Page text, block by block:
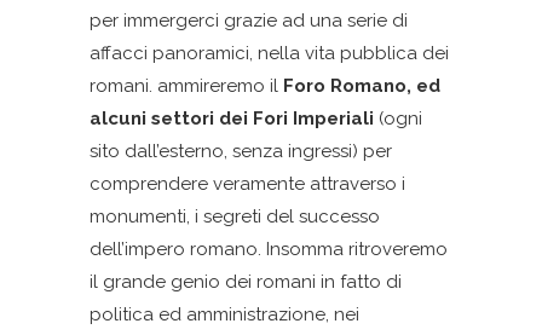
per immergerci grazie ad una serie di
affacci panoramici, nella vita pubblica dei
romani. ammireremo il Foro Romano, ed
alcuni settori dei Fori Imperiali (ogni
sito dall’esterno, senza ingressi) per
comprendere veramente attraverso i
monumenti, i segreti del successo
dell’impero romano. Insomma ritroveremo
il grande genio dei romani in fatto di
politica ed amministrazione, nei